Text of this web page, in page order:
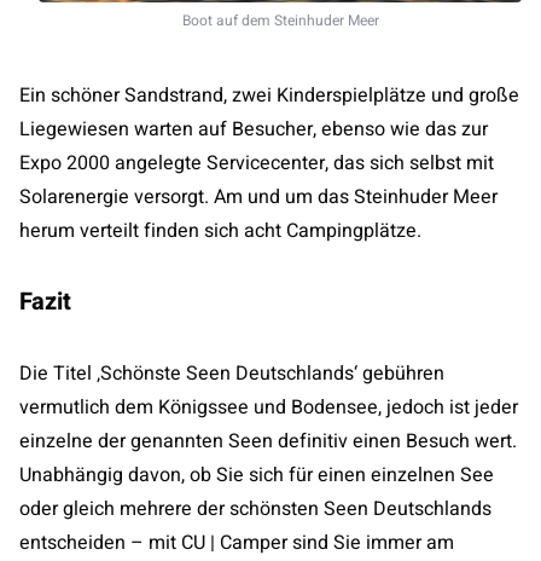
Boot auf dem Steinhuder Meer
Ein schöner Sandstrand, zwei Kinderspielplätze und große
Liegewiesen warten auf Besucher, ebenso wie das zur
Expo 2000 angelegte Servicecenter, das sich selbst mit
Solarenergie versorgt. Am und um das Steinhuder Meer
herum verteilt finden sich acht Campingplätze.
Fazit
Die Titel ‚Schönste Seen Deutschlands‘ gebühren
vermutlich dem Königssee und Bodensee, jedoch ist jeder
einzelne der genannten Seen definitiv einen Besuch wert.
Unabhängig davon, ob Sie sich für einen einzelnen See
oder gleich mehrere der schönsten Seen Deutschlands
entscheiden – mit CU | Camper sind Sie immer am